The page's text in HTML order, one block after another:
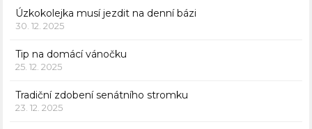
Úzkokolejka musí jezdit na denní bázi
30. 12. 2025
Tip na domácí vánočku
25. 12. 2025
Tradiční zdobení senátního stromku
23. 12. 2025